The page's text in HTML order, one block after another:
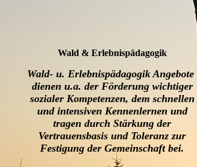
Wald & Erlebnispädagogik
Wald- u. Erlebnispädagogik Angebote
dienen u.a. der Förderung wichtiger
sozialer Kompetenzen, dem schnellen
und intensiven Kennenlernen und
tragen durch Stärkung der
Vertrauensbasis und Toleranz zur
Festigung der Gemeinschaft bei.